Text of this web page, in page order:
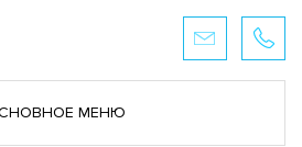
МЕНЮ